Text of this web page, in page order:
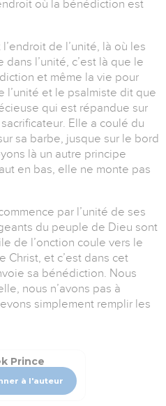
où la bénédiction est
l’endroit de l’unité, là où les
l’unité, c’est là que le
et même la vie pour
l’unité et le psalmiste dit que
qui est répandue sur
Elle a coulé du
sa barbe, jusque sur le bord
là un autre principe
en bas, elle ne monte pas
par l’unité de ses
du peuple de Dieu sont
de l’onction coule vers le
Christ, et c’est dans cet
sa bénédiction. Nous
nous n’avons pas à
simplement remplir les
Prince
à l'auteur